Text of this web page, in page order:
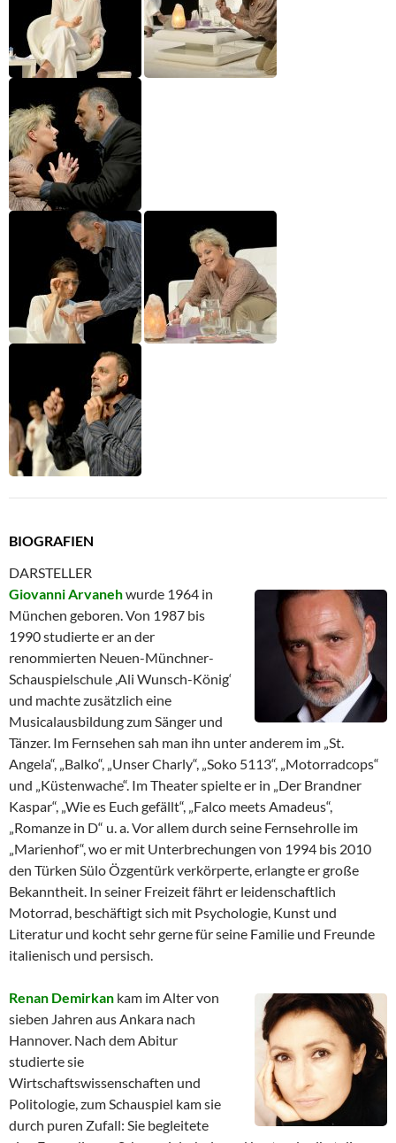
BIOGRAFIEN
DARSTELLER
Giovanni Arvanehwurde 1964 in
München geboren. Von 1987 bis
1990 studierte er an der
renommierten Neuen-Münchner-
Schauspielschule ,Ali Wunsch-König‘
und machte zusätzlich eine
Musicalausbildung zum Sänger und
Tänzer. Im Fernsehen sah man ihn unter anderem im „St.
Angela“, „Balko“, „Unser Charly“, „Soko 5113“, „Motorradcops“
und „Küstenwache“. Im Theater spielte er in „Der Brandner
Kaspar“, „Wie es Euch gefällt“, „Falco meets Amadeus“,
„Romanze in D“ u. a. Vor allem durch seine Fernsehrolle im
„Marienhof“, wo er mit Unterbrechungen von 1994 bis 2010
den Türken Sülo Özgentürk verkörperte, erlangte er große
Bekanntheit. In seiner Freizeit fährt er leidenschaftlich
Motorrad, beschäftigt sich mit Psychologie, Kunst und
Literatur und kocht sehr gerne für seine Familie und Freunde
italienisch und persisch.
Renan Demirkan kam im Alter von
sieben Jahren aus Ankara nach
Hannover. Nach dem Abitur
studierte sie
Wirtschaftswissenschaften und
Politologie, zum Schauspiel kam sie
durch puren Zufall: Sie begleitete